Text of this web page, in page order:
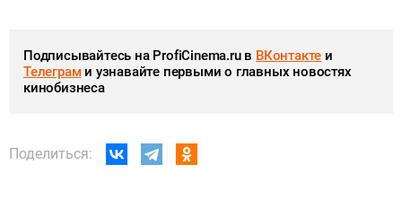
Подписывайтесь на ProfiCinema.ru в ВКонтакте и
Телеграми узнавайте первыми о главных новостях
кинобизнеса
Поделиться: